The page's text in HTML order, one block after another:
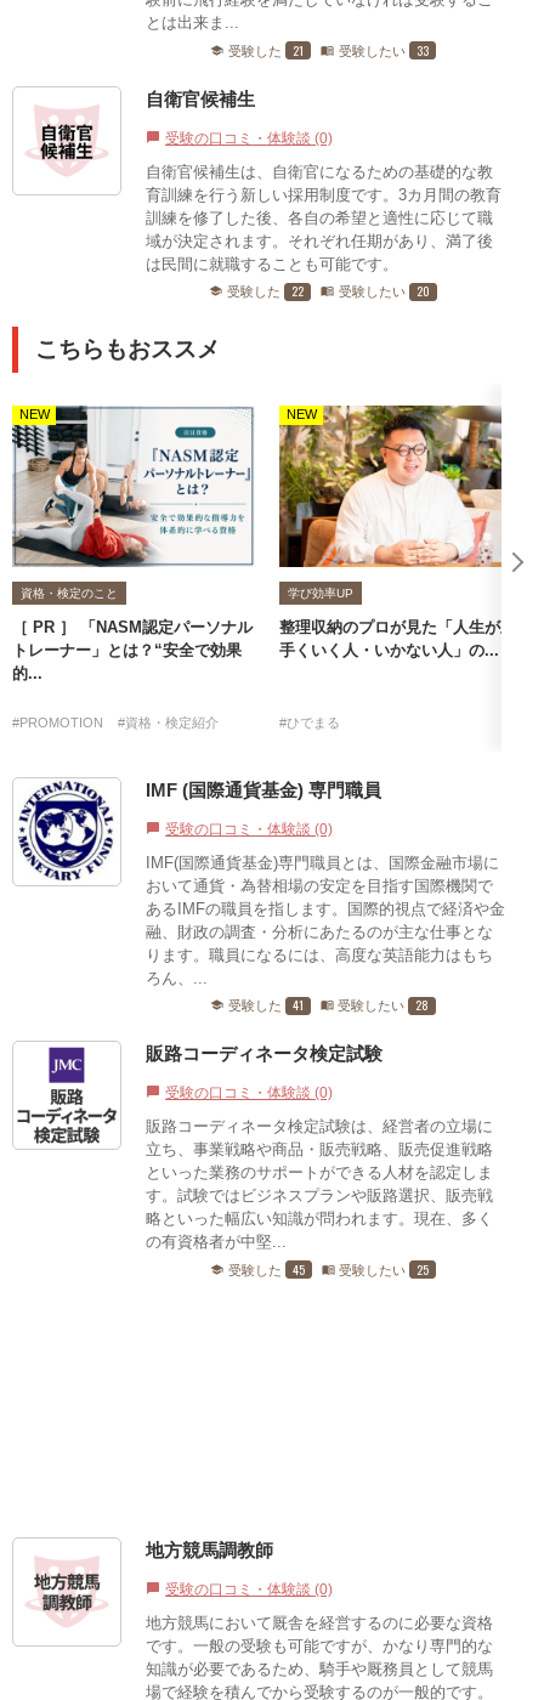
とは出来ま...
school 受験した 21 menu_book 受験したい 33
自衛官候補生
chat_bubble 受験の口コミ・体験談 (0)
自衛官候補生は、自衛官になるための基礎的な教
育訓練を行う新しい採用制度です。3カ月間の教育
訓練を修了した後、各自の希望と適性に応じて職
域が決定されます。それぞれ任期があり、満了後
は民間に就職することも可能です。
school 受験した 22 menu_book 受験したい 20
こちらもおススメ
NEW
資格・検定のこと
［ PR ］ 「NASM認定パーソナル
トレーナー」とは？“安全で効果
的...
#PROMOTION #資格・検定紹介
NEW
学び効率UP
整理収納のプロが見た「人生が上
手くいく人・いかない人」の...
#ひでまる
IMF (国際通貨基金) 専門職員
chat_bubble 受験の口コミ・体験談 (0)
IMF(国際通貨基金)専門職員とは、国際金融市場に
おいて通貨・為替相場の安定を目指す国際機関で
あるIMFの職員を指します。国際的視点で経済や金
融、財政の調査・分析にあたるのが主な仕事とな
ります。職員になるには、高度な英語能力はもち
ろん、...
school 受験した 41 menu_book 受験したい 28
販路コーディネータ検定試験
chat_bubble 受験の口コミ・体験談 (0)
販路コーディネータ検定試験は、経営者の立場に
立ち、事業戦略や商品・販売戦略、販売促進戦略
といった業務のサポートができる人材を認定しま
す。試験ではビジネスプランや販路選択、販売戦
略といった幅広い知識が問われます。現在、多く
の有資格者が中堅...
school 受験した 45 menu_book 受験したい 25
地方競馬調教師
chat_bubble 受験の口コミ・体験談 (0)
地方競馬において厩舎を経営するのに必要な資格
です。一般の受験も可能ですが、かなり専門的な
知識が必要であるため、騎手や厩務員として競馬
場で経験を積んでから受験するのが一般的です。